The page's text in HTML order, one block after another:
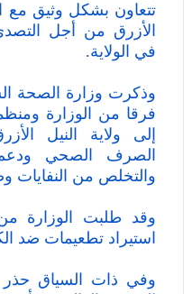
تتعاون بشكل وثيق مع
الأزرق من أجل التصدي
في الولاية.
وذكرت وزارة الصحة
فرقا من الوزارة
إلى ولاية النيل
الصرف الصحي ودعم
والتخلص من النفايات
وقد طلبت الوزارة
استيراد تطعيمات ضد
وفي ذات السياق